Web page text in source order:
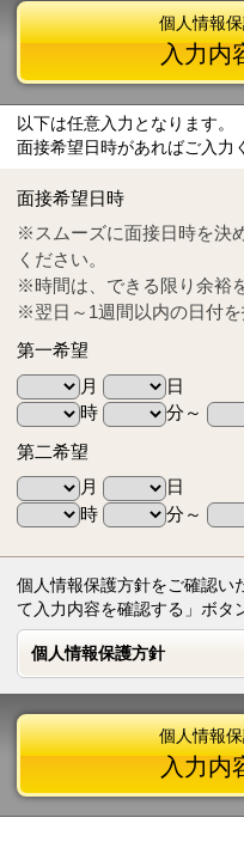
Tel
0570-55-0314
個人情報
入力内
以下は任意入力となります。
面接希望日時があればご入力
面接希望日時
※スムーズに面接日時を決
ください。
※時間は、できる限り余裕
※翌日～1週間以内の日付を
第一希望
月
日
時
分～
第二希望
月
日
時
分～
個人情報保護方針をご確認い
て入力内容を確認する」ボタ
個人情報保護方針
個人情報保護方針
個人情報
入力内